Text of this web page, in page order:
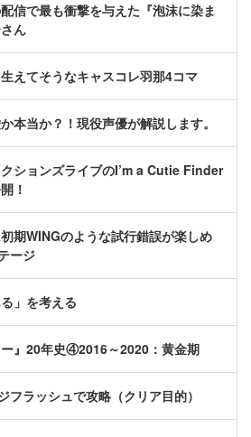
信で最も衝撃を与えた『泡沫に染ま
ん
えてそうなキャスコレ羽那4コマ
本当か？！現役声優が解説します。
クションズライブのI’m a Cutie Finder
！
期WINGのような試行錯誤が楽しめ
ージ
」を考える
』20年史④2016～2020：黄金期
フラッシュで攻略（クリア目的）